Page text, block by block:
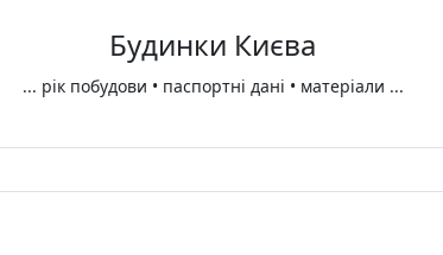
Будинки Києва
... рік побудови • паспортні дані • матеріали ...